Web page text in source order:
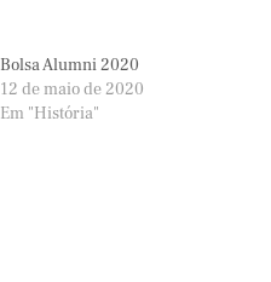
Bolsa Alumni 2020
12 de maio de 2020
Em "História"